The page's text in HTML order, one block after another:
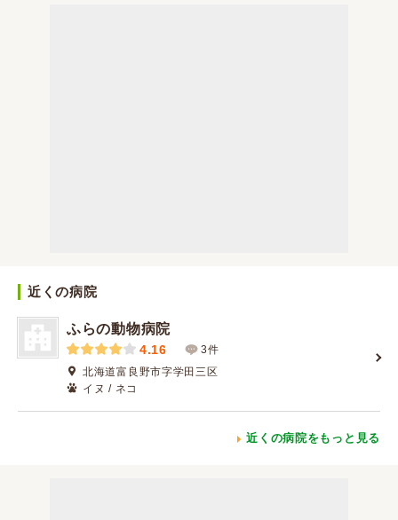
近くの病院
ふらの動物病院
4.16
3件
北海道富良野市字学田三区
イヌ / ネコ
近くの病院をもっと見る